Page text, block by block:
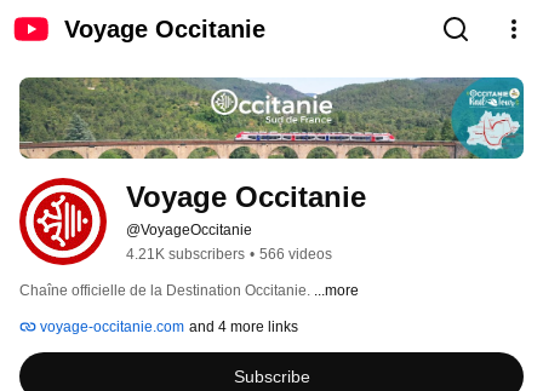
Voyage Occitanie
Voyage Occitanie
@VoyageOccitanie
4.21K subscribers • 566 videos
Chaîne officielle de la Destination Occitanie. ...more
voyage-occitanie.com and 4 more links
Subscribe